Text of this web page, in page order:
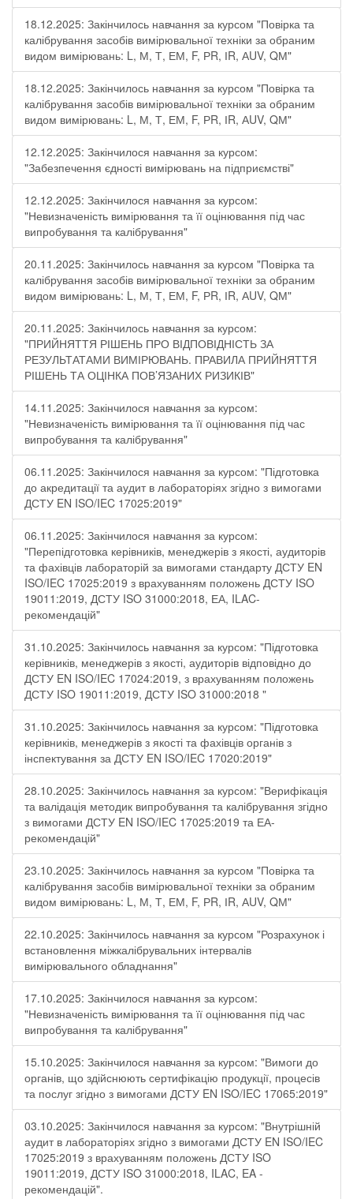
18.12.2025: Закінчилось навчання за курсом "Повірка та
калібрування засобів вимірювальної техніки за обраним
видом вимірювань: L, М, Т, ЕМ, F, РR, ІR, АUV, QМ"
18.12.2025: Закінчилось навчання за курсом "Повірка та
калібрування засобів вимірювальної техніки за обраним
видом вимірювань: L, М, Т, ЕМ, F, РR, ІR, АUV, QМ"
12.12.2025: Закінчилося навчання за курсом:
"Забезпечення єдності вимірювань на підприємстві"
12.12.2025: Закінчилося навчання за курсом:
"Невизначеність вимірювання та її оцінювання під час
випробування та калібрування"
20.11.2025: Закінчилось навчання за курсом "Повірка та
калібрування засобів вимірювальної техніки за обраним
видом вимірювань: L, М, Т, ЕМ, F, РR, ІR, АUV, QМ"
20.11.2025: Закінчилось навчання за курсом:
"ПРИЙНЯТТЯ РІШЕНЬ ПРО ВІДПОВІДНІСТЬ ЗА
РЕЗУЛЬТАТАМИ ВИМІРЮВАНЬ. ПРАВИЛА ПРИЙНЯТТЯ
РІШЕНЬ ТА ОЦІНКА ПОВ’ЯЗАНИХ РИЗИКІВ"
14.11.2025: Закінчилося навчання за курсом:
"Невизначеність вимірювання та її оцінювання під час
випробування та калібрування"
06.11.2025: Закінчилося навчання за курсом: "Підготовка
до акредитації та аудит в лабораторіях згідно з вимогами
ДСТУ EN ISO/IEC 17025:2019"
06.11.2025: Закінчилося навчання за курсом:
"Перепідготовка керівників, менеджерів з якості, аудиторів
та фахівців лабораторій за вимогами стандарту ДСТУ EN
ISO/IEC 17025:2019 з врахуванням положень ДСТУ ISO
19011:2019, ДСТУ ISO 31000:2018, ЕА, ILAC-
рекомендацій"
31.10.2025: Закінчилось навчання за курсом: "Підготовка
керівників, менеджерів з якості, аудиторів відповідно до
ДСТУ EN ISO/IEC 17024:2019, з врахуванням положень
ДСТУ ISO 19011:2019, ДСТУ ISO 31000:2018 "
31.10.2025: Закінчилось навчання за курсом: "Підготовка
керівників, менеджерів з якості та фахівців органів з
інспектування за ДСТУ EN ISO/IEC 17020:2019"
28.10.2025: Закінчилось навчання за курсом: "Верифікація
та валідація методик випробування та калібрування згідно
з вимогами ДСТУ EN ISO/IEC 17025:2019 та ЕА-
рекомендацій"
23.10.2025: Закінчилось навчання за курсом "Повірка та
калібрування засобів вимірювальної техніки за обраним
видом вимірювань: L, М, Т, ЕМ, F, РR, ІR, АUV, QМ"
22.10.2025: Закінчилось навчання за курсом "Розрахунок і
встановлення міжкалібрувальних інтервалів
вимірювального обладнання"
17.10.2025: Закінчилося навчання за курсом:
"Невизначеність вимірювання та її оцінювання під час
випробування та калібрування"
15.10.2025: Закінчилося навчання за курсом: "Вимоги до
органів, що здійснюють сертифікацію продукції, процесів
та послуг згідно з вимогами ДСТУ EN ISO/IEC 17065:2019"
03.10.2025: Закінчилося навчання за курсом: "Внутрішній
аудит в лабораторіях згідно з вимогами ДСТУ EN ISO/IEC
17025:2019 з врахуванням положень ДСТУ ISO
19011:2019, ДСТУ ISO 31000:2018, ILAC, EA -
рекомендацій".